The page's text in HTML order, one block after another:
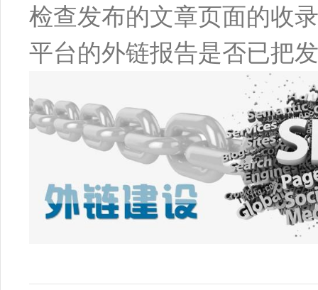
检查发布的文章页面的收
平台的外链报告是否已把